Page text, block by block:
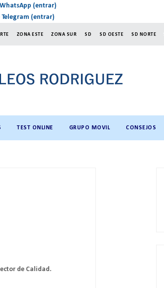
(entrar)
Telegram (entrar)
ZONA ESTE ZONA SUR SD SD OESTE SD NORTE
TEST ONLINE GRUPO MOVIL CONSEJOS
de Calidad.